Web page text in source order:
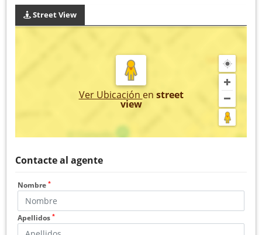
Street View
Ver Ubicación en street
view
Contacte al agente
Nombre *
Apellidos *